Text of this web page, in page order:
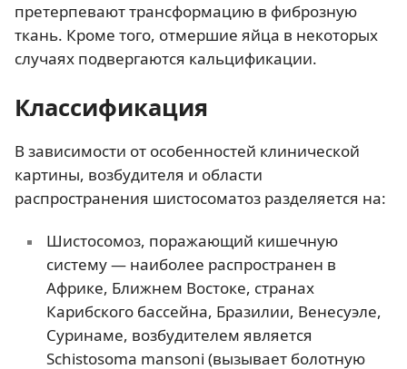
претерпевают трансформацию в фиброзную
ткань. Кроме того, отмершие яйца в некоторых
случаях подвергаются кальцификации.
Классификация
В зависимости от особенностей клинической
картины, возбудителя и области
распространения шистосоматоз разделяется на:
Шистосомоз, поражающий кишечную
систему — наиболее распространен в
Африке, Ближнем Востоке, странах
Карибского бассейна, Бразилии, Венесуэле,
Суринаме, возбудителем является
Schistosoma mansoni (вызывает болотную